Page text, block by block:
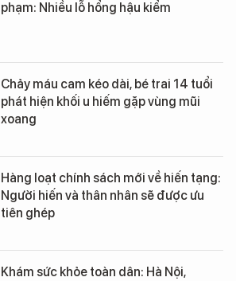
phạm: Nhiều lỗ hổng hậu kiểm
Chảy máu cam kéo dài, bé trai 14 tuổi
phát hiện khối u hiếm gặp vùng mũi
xoang
Hàng loạt chính sách mới về hiến tạng:
Người hiến và thân nhân sẽ được ưu
tiên ghép
Khám sức khỏe toàn dân: Hà Nội,